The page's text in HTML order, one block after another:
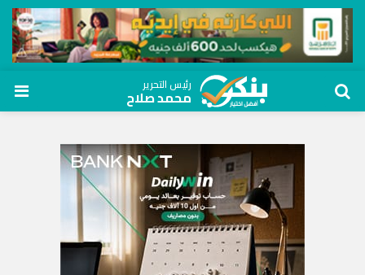
رئيس التحرير
محمد صلاح